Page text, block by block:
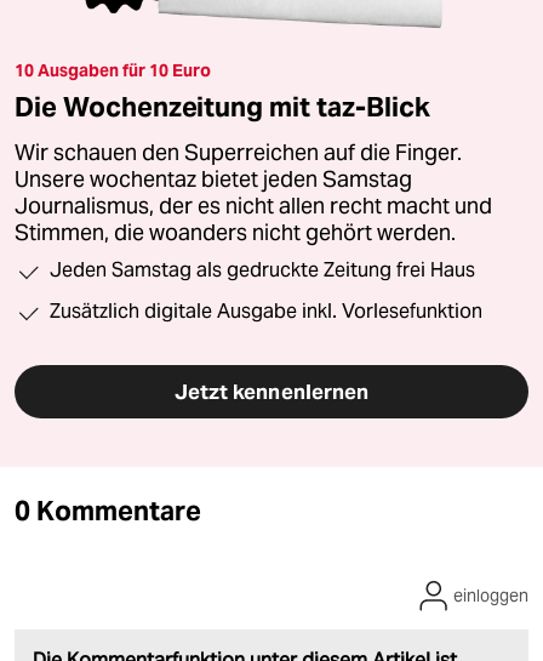
10 Ausgaben für 10 Euro
Die Wochenzeitung mit taz-Blick
Wir schauen den Superreichen auf die Finger.
Unsere wochentaz bietet jeden Samstag
Journalismus, der es nicht allen recht macht und
Stimmen, die woanders nicht gehört werden.
Jeden Samstag als gedruckte Zeitung frei Haus
Zusätzlich digitale Ausgabe inkl. Vorlesefunktion
Jetzt kennenlernen
0 Kommentare
einloggen